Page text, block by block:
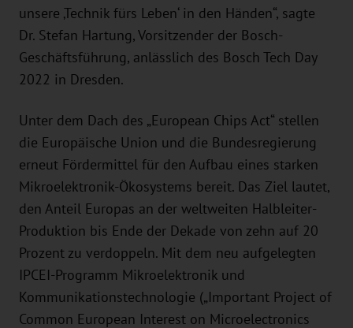
unsere ‚Technik fürs Leben‘ in den Händen“, sagte
Dr. Stefan Hartung, Vorsitzender der Bosch-
Geschäftsführung, anlässlich des Bosch Tech Day
2022 in Dresden.
Unter dem Dach des „European Chips Act“ stellen
die Europäische Union und die Bundesregierung
erneut Fördermittel für den Aufbau eines starken
Mikroelektronik-Ökosystems bereit. Das Ziel lautet,
den Anteil Europas an der weltweiten Halbleiter-
Produktion bis Ende der Dekade von zehn auf 20
Prozent zu verdoppeln. Mit dem neu aufgelegten
IPCEI-Programm Mikroelektronik und
Kommunikationstechnologie („Important Project of
Common European Interest on Microelectronics